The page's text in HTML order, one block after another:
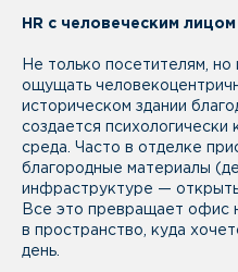
HR с человеческим лицом
Не только посетителям,
ощущать
историческом здании
создается
среда. Часто в отделке
благородные материалы
инфраструктуре —
Все это превращает офис
в пространство, куда
день.